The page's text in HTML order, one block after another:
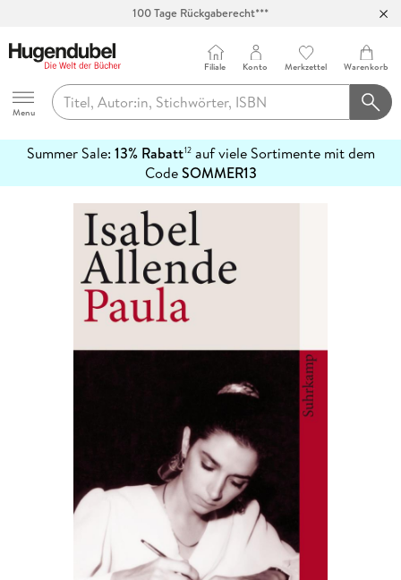
100 Tage Rückgaberecht***
Hugendubel
Menu
Filiale Konto Merkzettel Warenkorb
Summer Sale: 13% Rabatt12auf viele Sortimente mit dem
CodeSOMMER13
erfahren